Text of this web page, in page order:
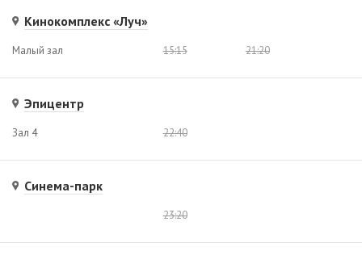
Кинокомплекс «Луч»
Малый зал 15:15 21:20
Эпицентр
Зал 4 22:40
Синема-парк
23:20